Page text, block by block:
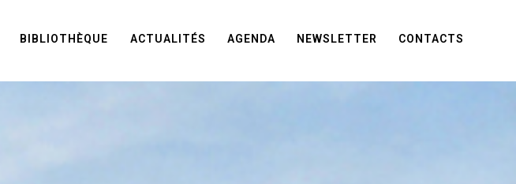
BIBLIOTHÈQUE ACTUALITÉS AGENDA NEWSLETTER CONTACTS